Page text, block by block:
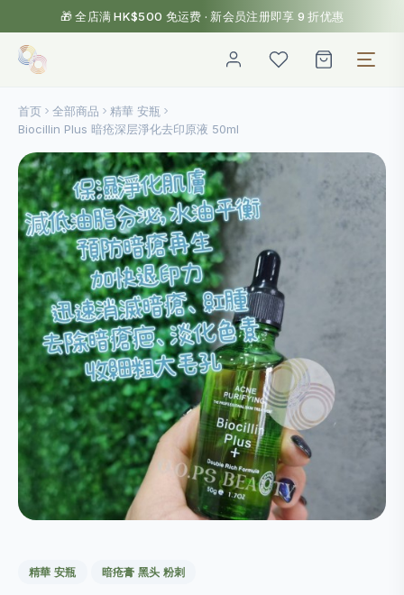
🎁 全店满 HK$500 免运费 · 新会员注册即享 9 折优惠
首页 全部商品
精華 安瓶
Biocillin Plus 暗疮深层淨化去印原液 50ml
精華 安瓶 暗疮膏 黑头 粉刺